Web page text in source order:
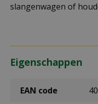
slangenwagen of
Eigenschappen
EAN code